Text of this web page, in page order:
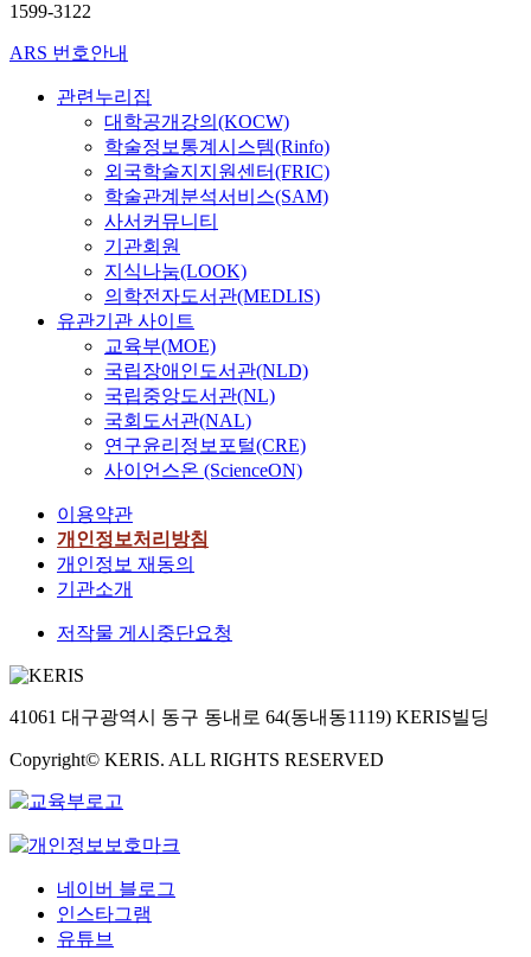
1599-3122
ARS 번호안내
관련누리집
대학공개강의(KOCW)
학술정보통계시스템(Rinfo)
외국학술지지원센터(FRIC)
학술관계분석서비스(SAM)
사서커뮤니티
기관회원
지식나눔(LOOK)
의학전자도서관(MEDLIS)
유관기관 사이트
교육부(MOE)
국립장애인도서관(NLD)
국립중앙도서관(NL)
국회도서관(NAL)
연구윤리정보포털(CRE)
사이언스온 (ScienceON)
이용약관
개인정보처리방침
개인정보 재동의
기관소개
저작물 게시중단요청
41061 대구광역시 동구 동내로 64(동내동1119) KERIS빌딩
Copyright© KERIS. ALL RIGHTS RESERVED
네이버 블로그
인스타그램
유튜브